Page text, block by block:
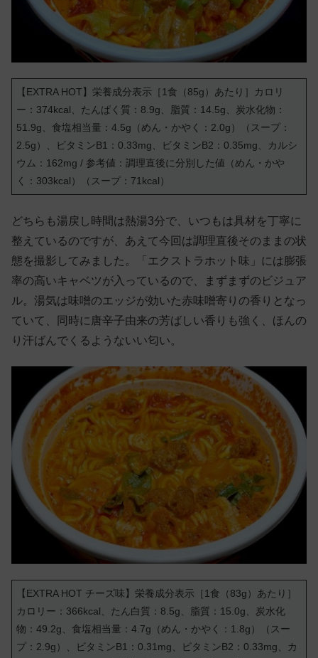
【EXTRA HOT】栄養成分表示［1食（85g）あたり］カロリ
ー：374kcal、たんぱく質：8.9g、脂質：14.5g、炭水化物：
51.9g、食塩相当量：4.5g（めん・かやく：2.0g）（スープ：
2.5g）、ビタミンB1：0.33mg、ビタミンB2：0.35mg、カルシ
ウム：162mg / 参考値：調理直後に分別した値（めん・かや
く：303kcal）（スープ：71kcal）
どちらも湯戻し時間は熱湯3分で、いつもは具材を丁寧に
整えているのですが、あえて今回は調理直後そのままの状
態を撮影してみました。「エクストラホット味」には膨張
率の高いキャベツが入っているので、まずまずのビジュア
ル。湯気は味噌のエッジが効いた赤味噌寄りの香りとなっ
ていて、同時に唐辛子由来の芳ばしい香りも強く、ほんの
り汗ばんでくるようないい匂い。
【EXTRA HOT チーズ味】栄養成分表示［1食（83g）あたり］
カロリー：366kcal、たん白質：8.5g、脂質：15.0g、炭水化
物：49.2g、食塩相当量：4.7g（めん・かやく：1.8g）（スー
プ：2.9g）、ビタミンB1：0.31mg、ビタミンB2：0.33mg、カ